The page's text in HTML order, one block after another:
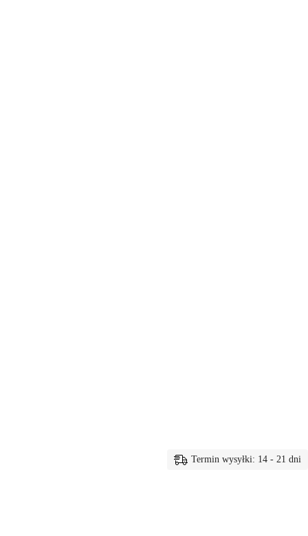
Termin wysyłki: 14 - 21 dni